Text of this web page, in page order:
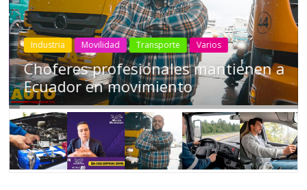
Industria Movilidad Transporte Varios
Conducir cansado puede ser tan
peligroso como manejar ‘tomado’